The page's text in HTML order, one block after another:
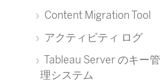
Content Migration Tool
アクティビティ ログ
Tableau Server のキー管
理システム